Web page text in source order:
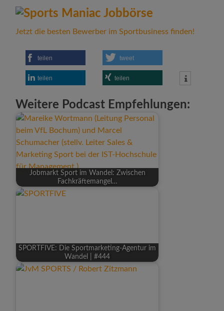
Jetzt die besten Bewerber im Sportbusiness finden!
teilen tweet
teilen teilen
Weitere Podcast Empfehlungen:
Jobmarkt Sport im Wandel: Zwischen
Fachkräftemangel…
SPORTFIVE: Die Sportmarketing-Agentur im
Wandel | #444